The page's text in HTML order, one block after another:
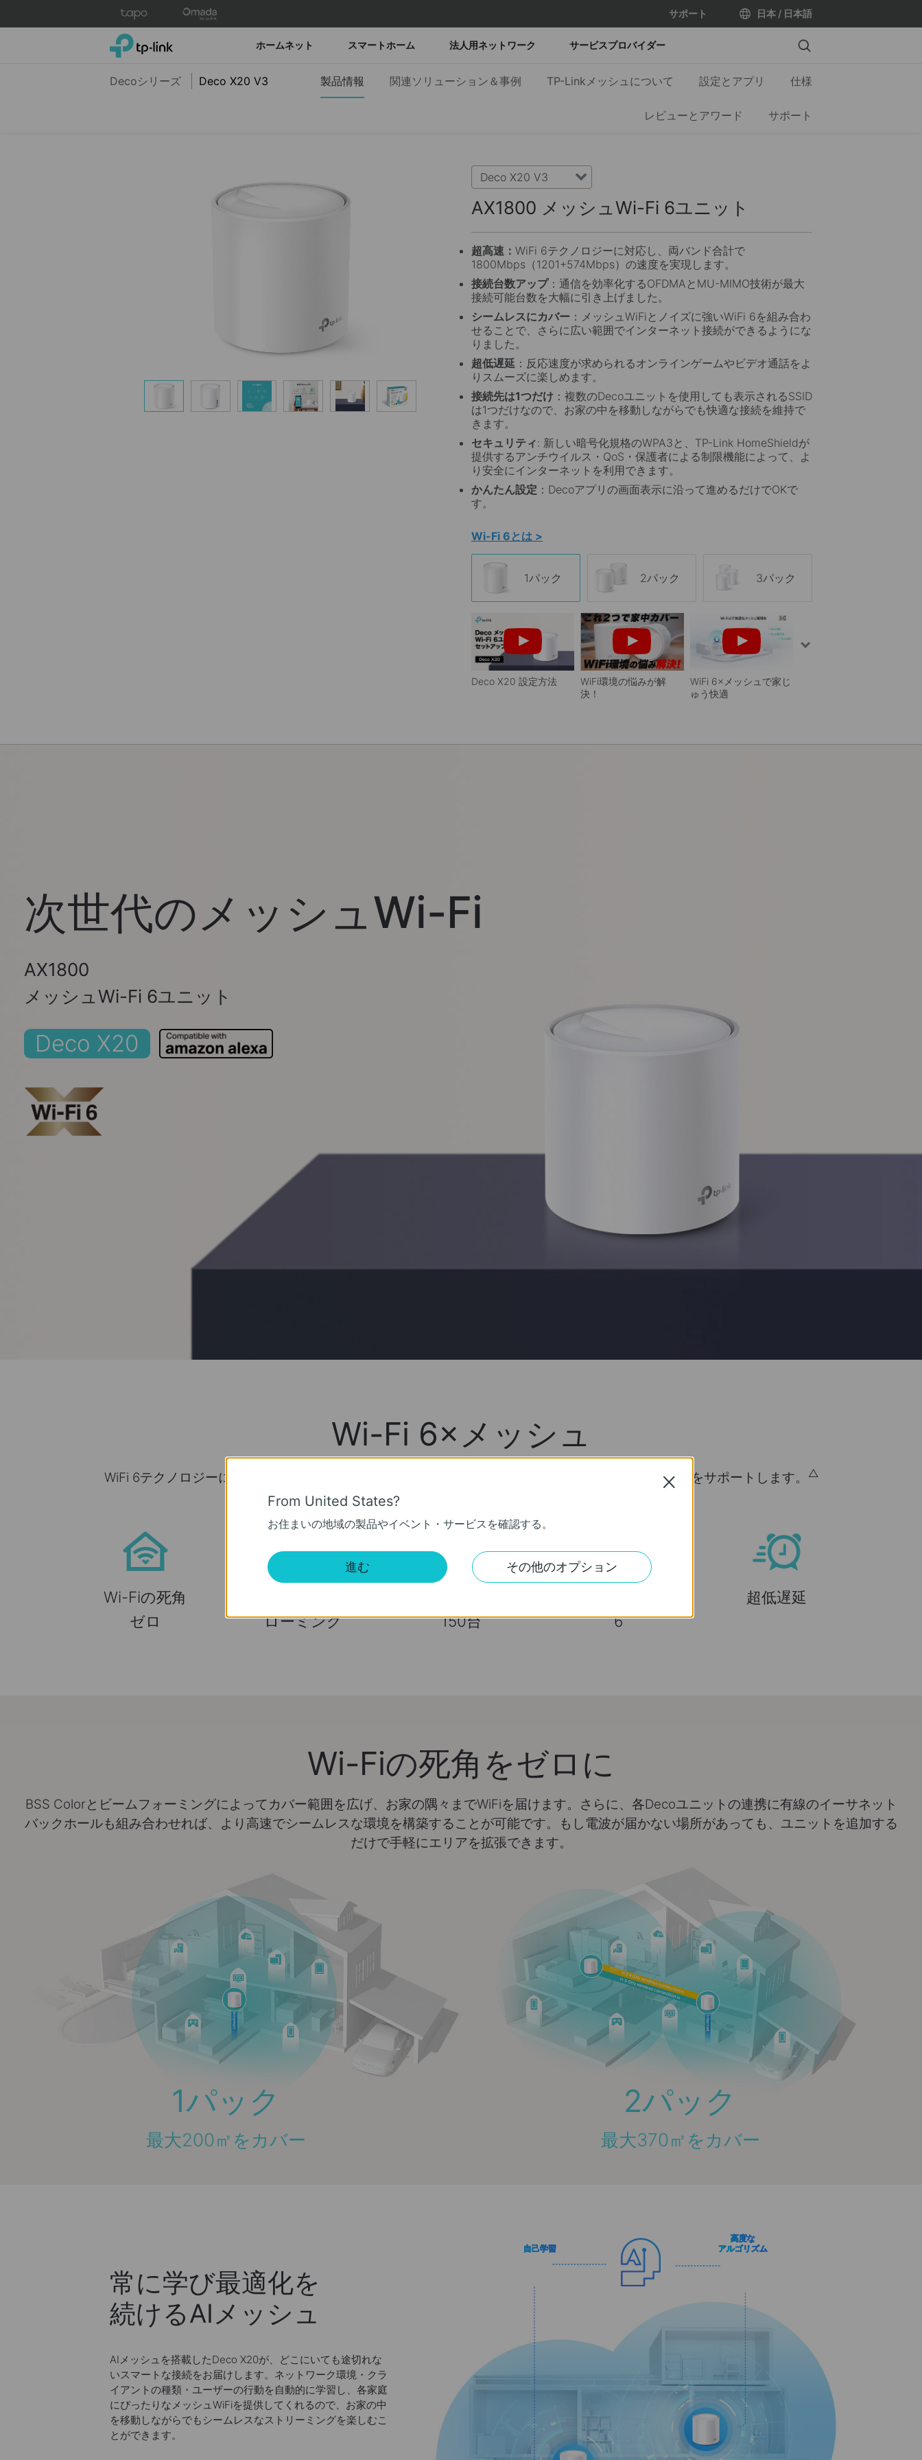
サポート 日本 / 日本語
TP-Link, Reliably Smart ホームネット スマートホーム 法人用ネットワーク サービスプロバイダー Search
Decoシリーズ Deco X20 V3 製品情報 関連ソリューション＆事例 TP-Linkメッシュについて 設定とアプリ 仕様
レビューとアワード サポート
Deco X20 V3
AX1800 メッシュWi-Fi 6ユニット
超高速： WiFi 6テクノロジーに対応し、両バンド合計で
1800Mbps（1201+574Mbps）の速度を実現します。
接続台数アップ：通信を効率化するOFDMAとMU-MIMO技術が最大
接続可能台数を大幅に引き上げました。
シームレスにカバー ：メッシュWiFiとノイズに強いWiFi 6を組み合わ
せることで、さらに広い範囲でインターネット接続ができるようにな
りました。
超低遅延 ：反応速度が求められるオンラインゲームやビデオ通話をよ
りスムーズに楽しめます。
接続先は1つだけ ：複数のDecoユニットを使用しても表示されるSSID
は1つだけなので、お家の中を移動しながらでも快適な接続を維持で
きます。
セキュリティ: 新しい暗号化規格のWPA3と、TP-Link HomeShieldが
提供するアンチウイルス・QoS・保護者による制限機能によって、よ
り安全にインターネットを利用できます。
かんたん設定 ：Decoアプリの画面表示に沿って進めるだけでOKで
す。
Wi-Fi 6とは >
1パック 2パック 3パック
Deco X20 設定方法
WiFi環境の悩みが解
決！
WiFi 6×メッシュで家じ
ゅう快適
次世代のメッシュWi-Fi
AX1800
メッシュWi-Fi 6ユニット
Deco X20
Wi-Fi 6×メッシュ
WiFi 6テクノロジーに対応したDecoのメッシュWiFiが、より広範囲で・高速に・たくさん繋げる環境をサポートします。 △
Wi-Fiの死角
ゼロ
ローミング
150台
6
超低遅延
Wi-Fiの死角をゼロに
BSS Colorとビームフォーミングによってカバー範囲を広げ、お家の隅々までWiFiを届けます。さらに、各Decoユニットの連携に有線のイーサネット
バックホールも組み合わせれば、より高速でシームレスな環境を構築することが可能です。もし電波が届かない場所があっても、ユニットを追加する
だけで手軽にエリアを拡張できます。
1パック
最大200㎡をカバー
2パック
最大370㎡をカバー
常に学び最適化を
続けるAIメッシュ
AIメッシュを搭載したDeco X20が、どこにいても途切れな
いスマートな接続をお届けします。ネットワーク環境・クラ
イアントの種類・ユーザーの行動を自動的に学習し、各家庭
にぴったりなメッシュWiFiを提供してくれるので、お家の中
を移動しながらでもシームレスなストリーミングを楽しむこ
とができます。
自己学習
高度な
アルゴリズム
From United States?
お住まいの地域の製品やイベント・サービスを確認する。
進む その他のオプション
Close